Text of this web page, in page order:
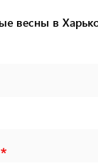
весны в